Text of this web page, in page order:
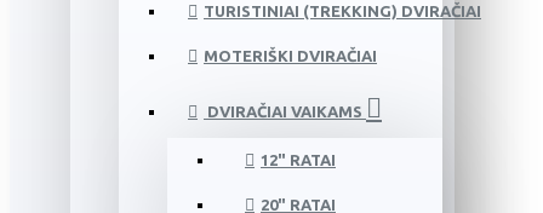
TURISTINIAI (TREKKING) DVIRAČIAI
MOTERIŠKI DVIRAČIAI
DVIRAČIAI VAIKAMS
12" RATAI
20" RATAI